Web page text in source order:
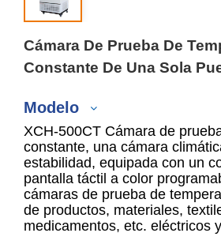
Cámara De Prueba De
Constante De Una Sola
Modelo
XCH-150CT
XCH-250CT
XCH-500CT Cámara de
constante, una cámara
estabilidad, equipada con un
pantalla táctil a color
cámaras de prueba de
de productos, materiales,
medicamentos, etc. eléctricos